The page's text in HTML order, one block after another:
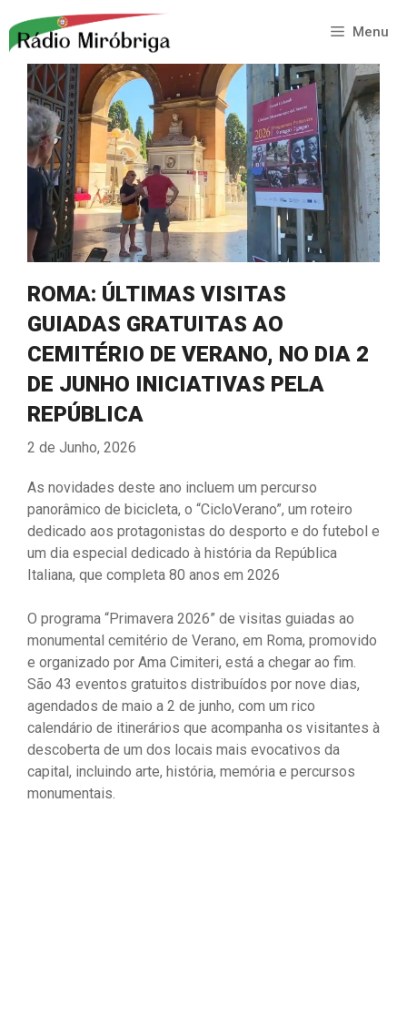
para
conteúdo
Menu
ROMA: ÚLTIMAS VISITAS
GUIADAS GRATUITAS AO
CEMITÉRIO DE VERANO, NO DIA 2
DE JUNHO INICIATIVAS PELA
REPÚBLICA
2 de Junho, 2026
As novidades deste ano incluem um percurso
panorâmico de bicicleta, o “CicloVerano”, um roteiro
dedicado aos protagonistas do desporto e do futebol e
um dia especial dedicado à história da República
Italiana, que completa 80 anos em 2026
O programa “Primavera 2026” de visitas guiadas ao
monumental cemitério de Verano, em Roma, promovido
e organizado por Ama Cimiteri, está a chegar ao fim.
São 43 eventos gratuitos distribuídos por nove dias,
agendados de maio a 2 de junho, com um rico
calendário de itinerários que acompanha os visitantes à
descoberta de um dos locais mais evocativos da
capital, incluindo arte, história, memória e percursos
monumentais.